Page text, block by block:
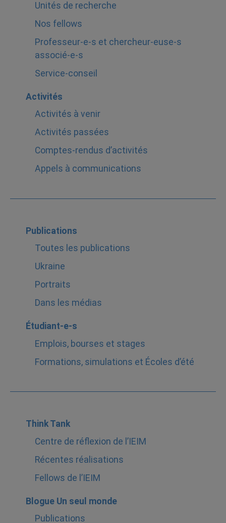
Unités de recherche
Nos fellows
Professeur-e-s et chercheur-euse-s
associé-e-s
Service-conseil
Activités
Activités à venir
Activités passées
Comptes-rendus d’activités
Appels à communications
Publications
Toutes les publications
Ukraine
Portraits
Dans les médias
Étudiant-e-s
Emplois, bourses et stages
Formations, simulations et Écoles d’été
Think Tank
Centre de réflexion de l’IEIM
Récentes réalisations
Fellows de l’IEIM
Blogue Un seul monde
Publications